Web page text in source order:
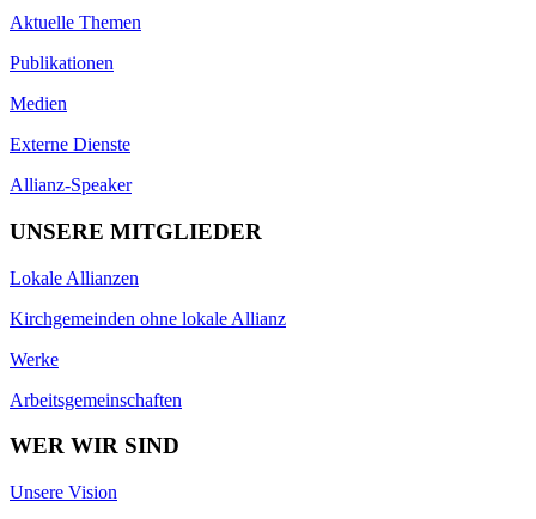
Aktuelle Themen
Publikationen
Medien
Externe Dienste
Allianz-Speaker
UNSERE MITGLIEDER
Lokale Allianzen
Kirchgemeinden ohne lokale Allianz
Werke
Arbeitsgemeinschaften
WER WIR SIND
Unsere Vision